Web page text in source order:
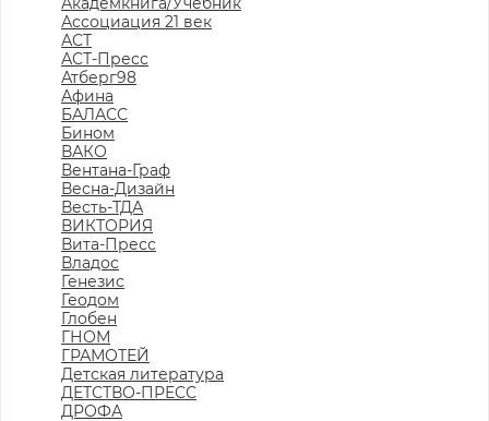
Ассоциация 21 век
АСТ
АСТ-Пресс
Атберг98
Афина
БАЛАСС
Бином
ВАКО
Вентана-Граф
Весна-Дизайн
Весть-ТДА
ВИКТОРИЯ
Вита-Пресс
Владос
Генезис
Геодом
Глобен
ГНОМ
ГРАМОТЕЙ
Детская литература
ДЕТСТВО-ПРЕСС
ДРОФА